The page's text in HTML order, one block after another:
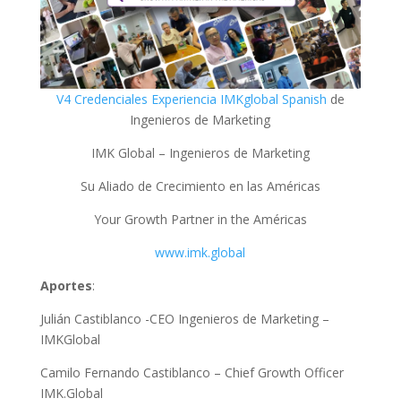
V4 Credenciales Experiencia IMKglobal Spanish de
Ingenieros de Marketing
IMK Global – Ingenieros de Marketing
Su Aliado de Crecimiento en las Américas
Your Growth Partner in the Américas
www.imk.global
Aportes:
Julián Castiblanco -CEO Ingenieros de Marketing –
IMKGlobal
Camilo Fernando Castiblanco – Chief Growth Officer
IMK.Global